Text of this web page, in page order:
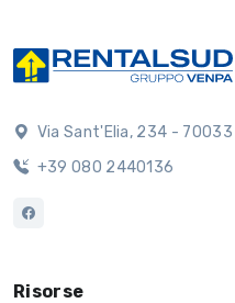
Via Sant'Elia, 234 - 70033
+39 080 2440136
Risorse